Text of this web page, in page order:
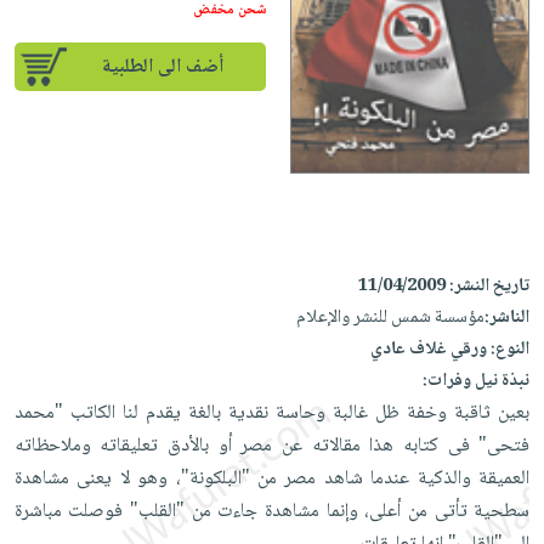
إختياراتنا
كتب
أكاديمية
صندوق
القراءة
iKitab
بلا
حدود
أسئلة
يتكرر
iKitab
على
Android
تحميل
iKitab
على
Apple
يتكرر
طرحها
تحميل
masmu3
masmu3
على
Apple
المواضيع
الأكثر
مبيعاً
إختياراتنا
وسائل
القراءة
جوائز
تعليمية
الصحة
والعناية
الشخصية
أجهزة
العناية
الشخصية
العناية
وتصفيف
الشعر
العناية
بالجسم
المطبخ
والسفرة
جديد
الكل
أواني
الطهي
أدوات
متجر
الهدايا
أقسام
شحن مخفض
أضف الى الطلبية
تاريخ النشر:11/04/2009
الناشر:مؤسسة شمس للنشر والإعلام
النوع:ورقي غلاف عادي
نبذة نيل وفرات:
بعين ثاقبة وخفة ظل غالبة وحاسة نقدية بالغة يقدم لنا الكاتب "محمد
فتحى" فى كتابه هذا مقالاته عن مصر أو بالأدق تعليقاته وملاحظاته
العميقة والذكية عندما شاهد مصر من "البلكونة"، وهو لا يعنى مشاهدة
سطحية تأتى من أعلى، وإنما مشاهدة جاءت من "القلب" فوصلت مباشرة